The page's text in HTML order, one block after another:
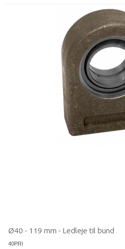
Ø40 - 119 mm - Ledleje til bund
40PRI